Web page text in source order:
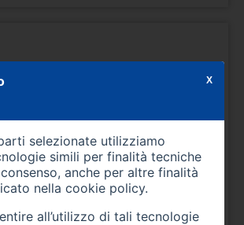
selezionate utilizziamo
simili per finalità tecniche
anche per altre finalità
nella cookie policy.
all’utilizzo di tali tecnologie
X